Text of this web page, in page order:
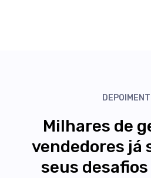
Milhares de
vendedores já
seus